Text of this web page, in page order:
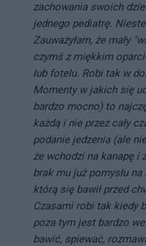
zachowania swoich
jednego pediatrę.
Zauważyłam, że mały
czymś z miękkim
lub fotelu. Robi tak w
Momenty w jakich się
bardzo mocno) to
każdą i nie przez cały
podanie jedzenia (ale
że wchodzi na kanapę i
brak mu już pomysłu
którą się bawił przed
Czasami robi tak kiedy
poza tym jest bardzo
bawić, spiewać,